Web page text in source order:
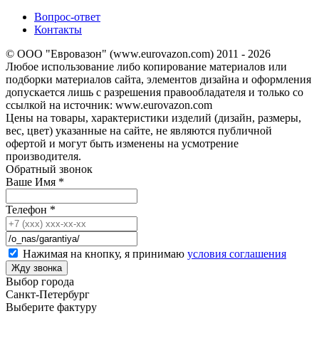
Вопрос-ответ
Контакты
© ООО "Евровазон" (www.eurovazon.com) 2011 - 2026
Любое использование либо копирование материалов или
подборки материалов сайта, элементов дизайна и оформления
допускается лишь с разрешения правообладателя и только со
ссылкой на источник: www.eurovazon.com
Цены на товары, характеристики изделий (дизайн, размеры,
вес, цвет) указанные на сайте, не являются публичной
офертой и могут быть изменены на усмотрение
производителя.
Обратный звонок
Ваше Имя *
Телефон *
Нажимая на кнопку, я принимаю условия соглашения
Выбор города
Санкт-Петербург
Выберите фактуру